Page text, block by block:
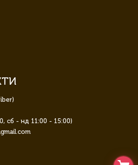
сб - нд 11:00 - 15:00)